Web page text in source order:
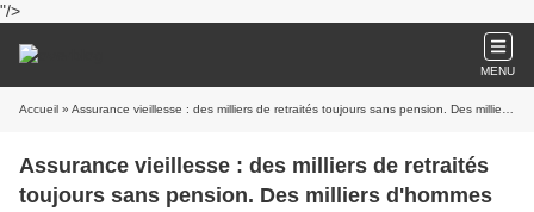
"/>
MENU
Accueil » Assurance vieillesse : des milliers de retraités toujours sans pension. Des milliers d'hommes et de...
Assurance vieillesse : des milliers de retraités
toujours sans pension. Des milliers d'hommes